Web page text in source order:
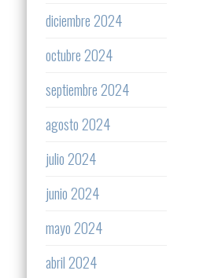
diciembre 2024
octubre 2024
septiembre 2024
agosto 2024
julio 2024
junio 2024
mayo 2024
abril 2024